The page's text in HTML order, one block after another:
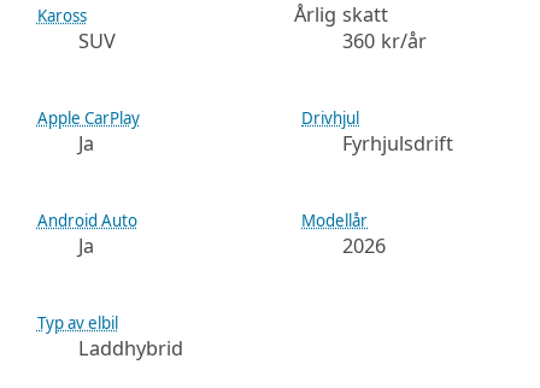
Kaross
SUV
Årlig skatt
360 kr/år
Apple CarPlay
Ja
Drivhjul
Fyrhjulsdrift
Android Auto
Ja
Modellår
2026
Typ av elbil
Laddhybrid